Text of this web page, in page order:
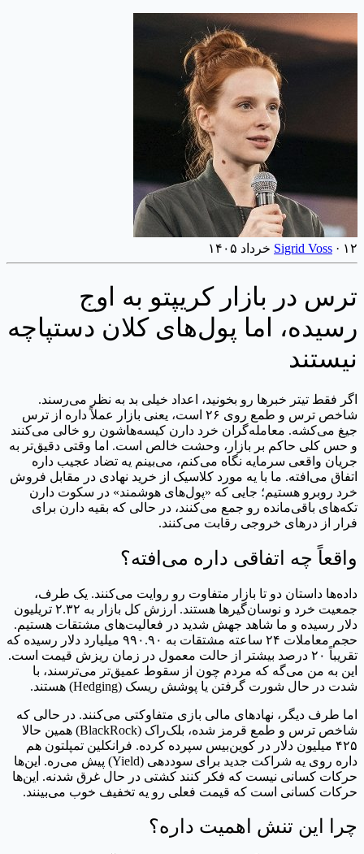
Sigrid Voss · ۱۲ خرداد ۱۴۰۵
ترس در بازار کریپتو به اوج
رسیده، اما پول‌های کلان دستپاچه
نیستند
اگر فقط تیتر خبرها رو بخونید، اعداد خیلی بد به نظر می‌رسند.
شاخص ترس و طمع روی ۲۶ است، یعنی بازار عملاً داره از ترس
جیغ می‌کشه. معامله‌گران خرد دارن کیسه‌هاشون رو خالی می‌کنند
و حس کلی حاکم بر بازار، وحشت خالص است. اما وقتی دقیق‌تر به
جریان واقعی سرمایه نگاه می‌کنم، می‌بینم یه تضاد عجیب داره
اتفاق می‌افته. ما با یه مورد کلاسیک از خرید نهادی در مقابل فروش
خرد روبرو هستیم؛ جایی که «پول‌های هوشمند» در سکوت دارن
تکه‌های باقی‌مانده رو جمع می‌کنند، در حالی که بقیه دارن برای
فرار از درهای خروجی رقابت می‌کنند.
واقعاً چه اتفاقی داره می‌افته؟
داده‌ها داستان دو تا بازار متفاوت رو روایت می‌کنند. یک طرف،
جمعیت خرد و نوسان‌گیرها هستند. ارزش کل بازار به ۲.۳۲ تریلیون
دلار رسیده و ما شاهد جهش شدید در فعالیت‌های مشتقات هستیم.
حجم معاملات ۲۴ ساعته مشتقات به ۹۹۰.۹۰ میلیارد دلار رسیده که
تقریباً ۲۰ درصد بیشتر از حالت معمول در زمان ریزش قیمت است.
این به من می‌گه که مردم چون از سقوط عمیق‌تر می‌ترسند، با
شدت در حال شورت گرفتن یا پوشش ریسک (Hedging) هستند.
اما طرف دیگر، نهادهای مالی بازی متفاوکتی می‌کنند. در حالی که
شاخص ترس و طمع قرمز شده، بلک‌راک (BlackRock) همین حالا
۴۲۵ میلیون دلار در کوین‌بیس سپرده کرده. فرانکلین تمپلتون هم
داره روی یه شراکت جدید برای سوددهی (Yield) پیش می‌ره. این‌ها
حرکات کسانی نیست که فکر کنند کشتی در حال غرق شدنه. این‌ها
حرکات کسانی است که قیمت فعلی رو یه تخفیف خوب می‌بینند.
چرا این تنش اهمیت داره؟